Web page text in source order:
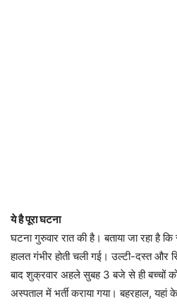
ये है पूरा घटना
घटना गुरुवार रात की है। बताया जा रहा है
हालत गंभीर होती चली गई। उल्टी-दस्त
बाद शुक्रवार अहले सुबह 3 बजे से ही बच्चों
अस्पताल में भर्ती कराया गया। बहरहाल, यहां